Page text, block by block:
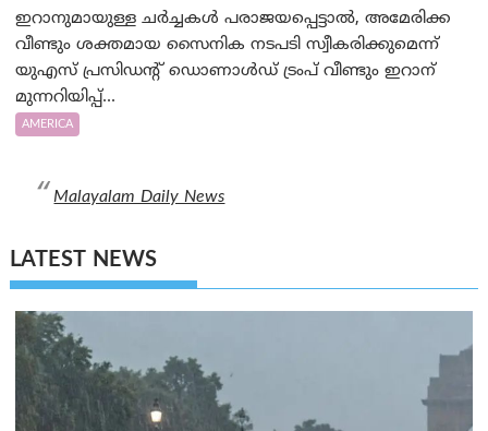
ഇറാനുമായുള്ള ചർച്ചകൾ പരാജയപ്പെട്ടാൽ, അമേരിക്ക
വീണ്ടും ശക്തമായ സൈനിക നടപടി സ്വീകരിക്കുമെന്ന്
യുഎസ് പ്രസിഡന്റ് ഡൊണാൾഡ് ട്രംപ് വീണ്ടും ഇറാന്
മുന്നറിയിപ്പ്...
AMERICA
Malayalam Daily News
LATEST NEWS